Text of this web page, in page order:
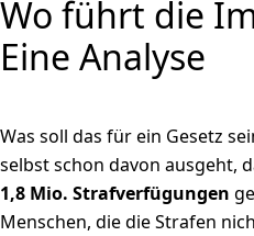
Wo führt die
Eine Analyse
Was soll das für ein Gesetz
selbst schon davon ausgeht,
1,8 Mio. Strafverfügungen
Menschen, die die Strafen